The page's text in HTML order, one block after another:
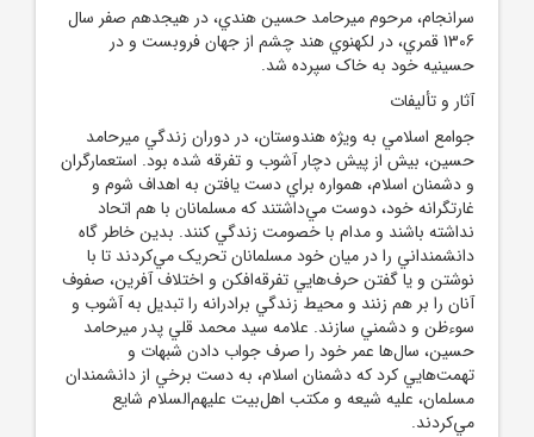
سرانجام، مرحوم ميرحامد حسين هندي، در هيجدهم صفر سال
1306 قمري، در لکهنوي هند چشم از جهان فروبست و در
حسينيه خود به خاک سپرده شد.
آثار و تأليفات
جوامع اسلامي به ويژه هندوستان، در دوران زندگي ميرحامد
حسين، بيش از پيش دچار آشوب و تفرقه شده بود. استعمارگران
و دشمنان اسلام، همواره براي دست يافتن به اهداف شوم و
غارتگرانه خود، دوست مي‌داشتند که مسلمانان با هم اتحاد
نداشته باشند و مدام با خصومت زندگي کنند. بدين خاطر گاه
دانشمنداني را در ميان خود مسلمانان تحريک مي‌کردند تا با
نوشتن و يا گفتن حرف‌هايي تفرقه‌افکن و اختلاف آفرين، صفوف
آنان را بر هم زنند و محيط زندگي برادرانه را تبديل به آشوب و
سوءظن و دشمني سازند. علامه سيد محمد قلي پدر ميرحامد
حسين، سال‌ها عمر خود را صرف جواب دادن شبهات و
تهمت‌هايي کرد که دشمنان اسلام، به دست برخي از دانشمندان
مسلمان، عليه شيعه و مکتب اهل‌بيت عليهم‌السلام شايع
مي‌کردند.